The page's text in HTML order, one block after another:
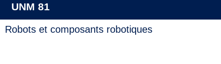
UNM 81
Robots et composants robotiques